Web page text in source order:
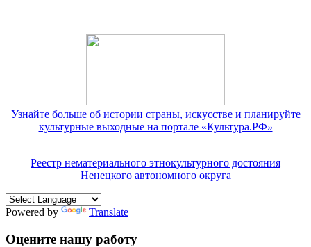
Узнайте больше об истории страны, искусстве и планируйте
культурные выходные на портале «Культура.РФ»
Реестр нематериального этнокультурного достояния
Ненецкого автономного округа
Powered by Translate
Оцените нашу работу